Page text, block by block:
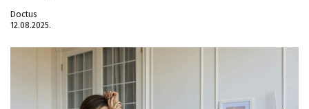
Doctus
12.08.2025.